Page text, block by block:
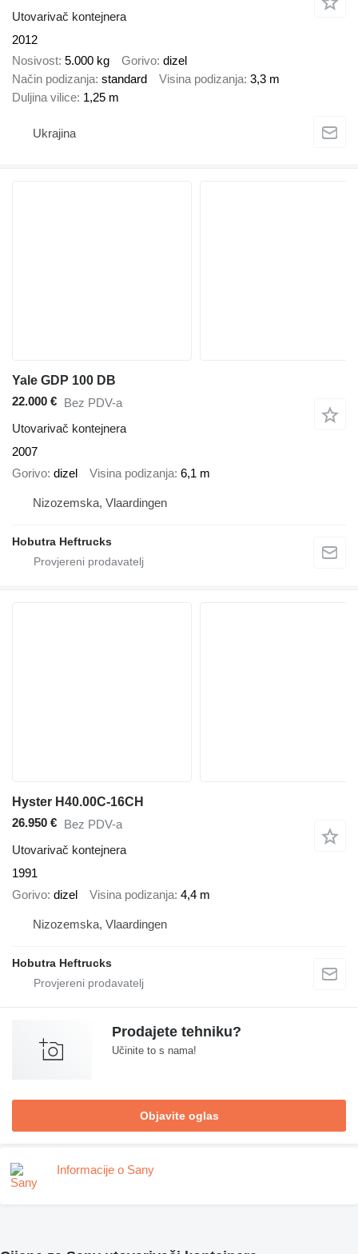
Utovarivač kontejnera
2012
Nosivost 5.000 kg Gorivo dizel
Način podizanja standard Visina podizanja 3,3 m
Duljina vilice 1,25 m
Ukrajina
Yale GDP 100 DB
22.000 € Bez PDV-a
Utovarivač kontejnera
2007
Gorivo dizel Visina podizanja 6,1 m
Nizozemska, Vlaardingen
Hobutra Heftrucks
Hyster H40.00C-16CH
26.950 € Bez PDV-a
Utovarivač kontejnera
1991
Gorivo dizel Visina podizanja 4,4 m
Nizozemska, Vlaardingen
Hobutra Heftrucks
Prodajete tehniku?
Učinite to s nama!
Objavite oglas
Informacije o Sany